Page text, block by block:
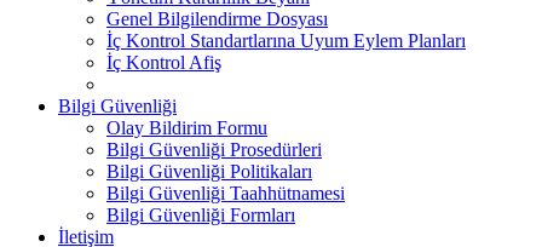
Genel Bilgilendirme Dosyası
İç Kontrol Standartlarına Uyum Eylem Planları
İç Kontrol Afiş
Bilgi Güvenliği
Olay Bildirim Formu
Bilgi Güvenliği Prosedürleri
Bilgi Güvenliği Politikaları
Bilgi Güvenliği Taahhütnamesi
Bilgi Güvenliği Formları
İletişim